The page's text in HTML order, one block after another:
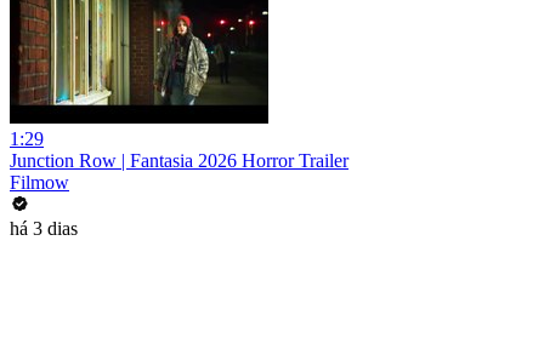
1:29
Junction Row | Fantasia 2026 Horror Trailer
Filmow
há 3 dias